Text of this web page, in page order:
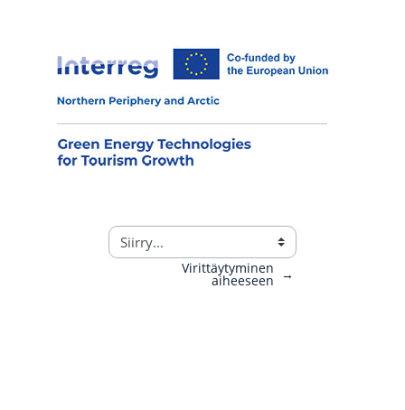
→
Virittäytyminen
aiheeseen